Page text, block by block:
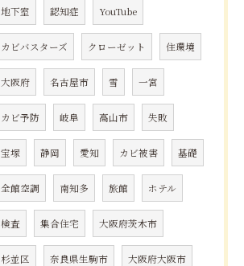
地下室 認知症 YouTube
カビバスターズ クローゼット 住環境
大阪府 名古屋市 雪 一宮
カビ予防 岐阜 高山市 失敗
宝塚 静岡 愛知 カビ被害 基礎
全館空調 南知多 旅館 ホテル
検査 集合住宅 大阪府茨木市
杉並区 奈良県生駒市 大阪府大阪市